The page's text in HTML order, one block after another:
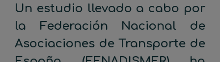
Un estudio llevado a cabo por
la Federación Nacional de
Asociaciones de Transporte de